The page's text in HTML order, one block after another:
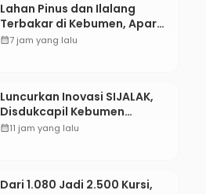
Lahan Pinus dan Ilalang
Terbakar di Kebumen, Aparat
dan Warga Padamkan Api
calendar_month7 jam yang lalu
Luncurkan Inovasi SIJALAK,
Disdukcapil Kebumen
Perkuat Jejaring Literasi
calendar_month11 jam yang lalu
Dari 1.080 Jadi 2.500 Kursi,